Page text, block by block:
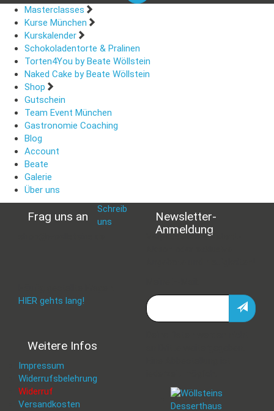
Masterclasses
Kurse München
Kurskalender
Schokoladentorte & Pralinen
Torten4You by Beate Wöllstein
Naked Cake by Beate Wöllstein
Shop
Gutschein
Team Event München
Gastronomie Coaching
Blog
Account
Beate
Galerie
Über uns
Frag uns an
Schreib
uns
HIER gehts lang!
Weitere Infos
Impressum
Widerrufsbelehrung
Widerruf
Versandkosten
Newsletter-
Anmeldung
Verpasse keine Rabatt-